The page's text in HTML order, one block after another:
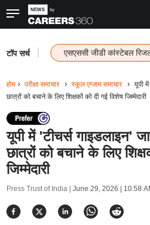
टॉप सर्च एसएससी जीडी कांस्टेबल
होम परीक्षा समाचार स्कूल एग्जाम समाचार
यूपी में
छात्रों को बचाने के लिए शिक्षकों को दी गई विशेष जिम्मेदारी
यूपी में 'टीचर्स गाइडलाइन'
छात्रों को बचाने के लिए
जिम्मेदारी
Press Trust of India | June 29, 2026 | 10:58